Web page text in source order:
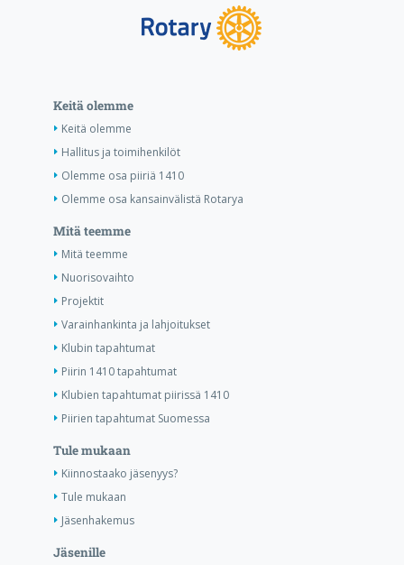
Keitä olemme
Keitä olemme
Hallitus ja toimihenkilöt
Olemme osa piiriä 1410
Olemme osa kansainvälistä Rotarya
Mitä teemme
Mitä teemme
Nuorisovaihto
Projektit
Varainhankinta ja lahjoitukset
Klubin tapahtumat
Piirin 1410 tapahtumat
Klubien tapahtumat piirissä 1410
Piirien tapahtumat Suomessa
Tule mukaan
Kiinnostaako jäsenyys?
Tule mukaan
Jäsenhakemus
Jäsenille